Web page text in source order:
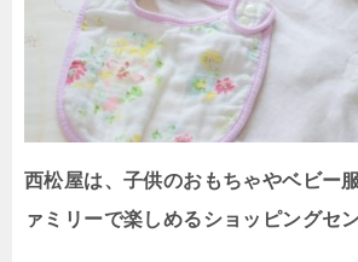
西松屋は、子供のおもちゃやベビー
ァミリーで楽しめるショッピングセ